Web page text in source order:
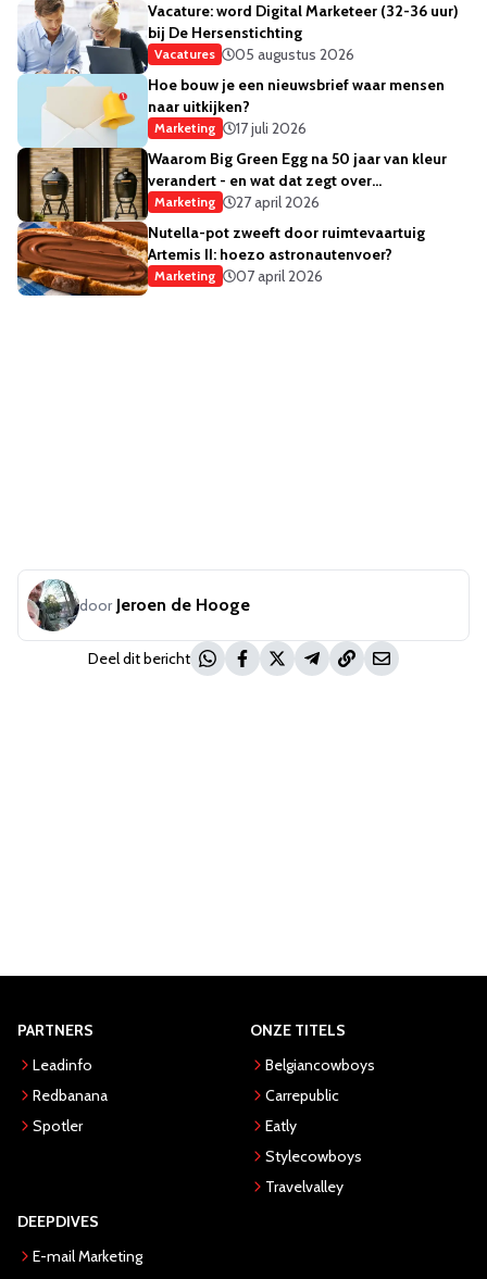
Vacature: word Digital Marketeer (32-36 uur)
bij De Hersenstichting
Vacatures
05 augustus 2026
Hoe bouw je een nieuwsbrief waar mensen
naar uitkijken?
Marketing
17 juli 2026
Waarom Big Green Egg na 50 jaar van kleur
verandert - en wat dat zegt over
merkstrategie
Marketing
27 april 2026
Nutella-pot zweeft door ruimtevaartuig
Artemis II: hoezo astronautenvoer?
Marketing 07 april 2026
door Jeroen de Hooge
Deel dit bericht
PARTNERS
Leadinfo
Redbanana
Spotler
ONZE TITELS
Belgiancowboys
Carrepublic
Eatly
Stylecowboys
Travelvalley
DEEPDIVES
E-mail Marketing